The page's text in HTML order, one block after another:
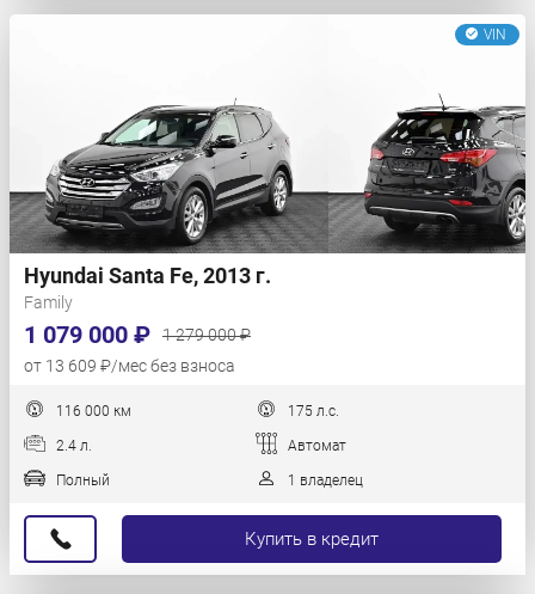
VIN
Hyundai Santa Fe, 2013 г.
Family
1 079 000 ₽
1 279 000 ₽
от 13 609 ₽/мес без взноса
116 000 км 175 л.с.
2.4 л. Автомат
Полный 1 владелец
Купить в кредит